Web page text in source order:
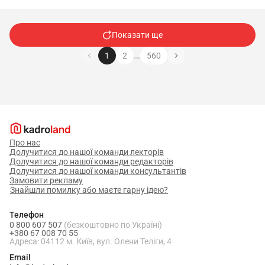
територіального центру
комплектування та соціальної
підтримки (органу СБУ,
з персонального військового обліку
робиться відмітка “Виключено з
персонального військового обліку”.
Документ Зразок
Показати ще
1 2 … 560
Про нас
Долучитися до нашої команди лекторів
Долучитися до нашої команди редакторів
Долучитися до нашої команди консультантів
Замовити рекламу
Знайшли помилку або маєте гарну ідею?
Телефон
0 800 607 507 (безкоштовно по Україні)
+380 67 008 70 55
Адреса: 04112 м. Київ, вул. Олени Теліги, 4
Email